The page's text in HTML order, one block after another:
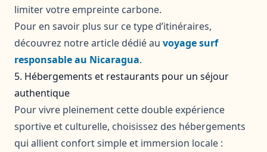
limiter votre empreinte carbone.
Pour en savoir plus sur ce type d’itinéraires,
découvrez notre article dédié au voyage surf
responsable au Nicaragua.
5. Hébergements et restaurants pour un séjour
authentique
Pour vivre pleinement cette double expérience
sportive et culturelle, choisissez des hébergements
qui allient confort simple et immersion locale :